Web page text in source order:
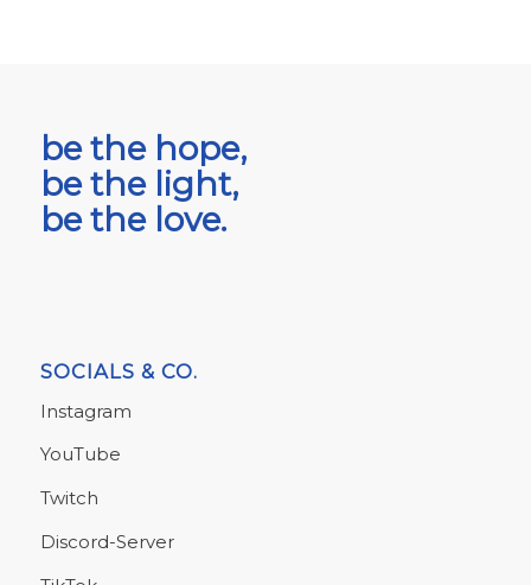
be the hope,
be the light,
be the love.
SOCIALS & CO.
Instagram
YouTube
Twitch
Discord-Server